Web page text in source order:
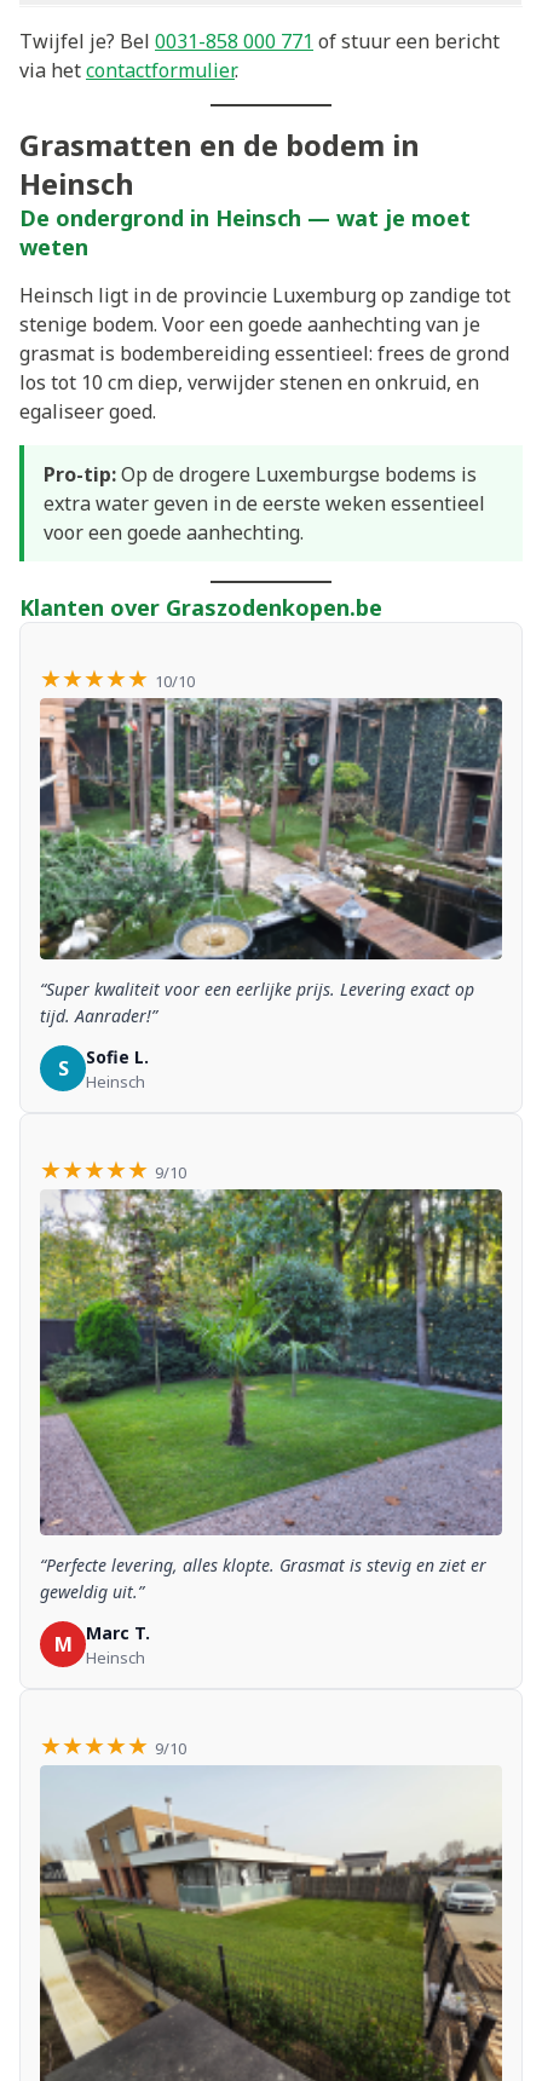
Twijfel je? Bel 0031-858 000 771 of stuur een bericht
via hetcontactformulier.
Grasmatten en de bodem in
Heinsch
De ondergrond in Heinsch — wat je moet
weten
Heinsch ligt in de provincie Luxemburg op zandige tot
stenige bodem. Voor een goede aanhechting van je
grasmat is bodembereiding essentieel: frees de grond
los tot 10 cm diep, verwijder stenen en onkruid, en
egaliseer goed.
Pro-tip:Op de drogere Luxemburgse bodems is
extra water geven in de eerste weken essentieel
voor een goede aanhechting.
Klanten over Graszodenkopen.be
★★★★★ 10/10
“Super kwaliteit voor een eerlijke prijs. Levering exact op
tijd. Aanrader!”
S Sofie L.
Heinsch
★★★★★ 9/10
“Perfecte levering, alles klopte. Grasmat is stevig en ziet er
geweldig uit.”
M Marc T.
Heinsch
★★★★★ 9/10